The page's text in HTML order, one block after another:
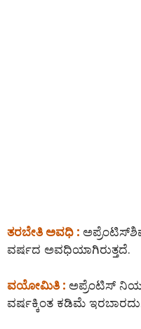
ತರಬೇತಿ ಅವಧಿ :
ವರ್ಷದ ಅವಧಿಯಾಗಿರುತ್ತದೆ.
ವಯೋಮಿತಿ : ಅಪ್ರೆಂಟಿಸ್
ವರ್ಷಕ್ಕಿಂತ ಕಡಿಮೆ